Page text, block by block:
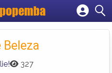
empresa
conta
Beleza
327